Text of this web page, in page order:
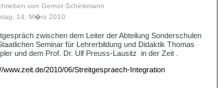
von Gernot Schinkmann
14. M�rz 2010
zwischen dem Leiter der Abteilung Sonderschulen
Seminar für Lehrerbildung und Didaktik Thomas
und dem Prof. Dr. Ulf Preuss-Lausitz in der Zeit .
www.zeit.de/2010/06/Streitgespraech-Integration